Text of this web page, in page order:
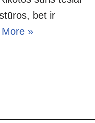
bet ir
More »